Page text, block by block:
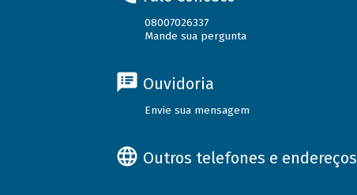
08007026337
Mande sua pergunta
Ouvidoria
Envie sua mensagem
Outros telefones e endereços